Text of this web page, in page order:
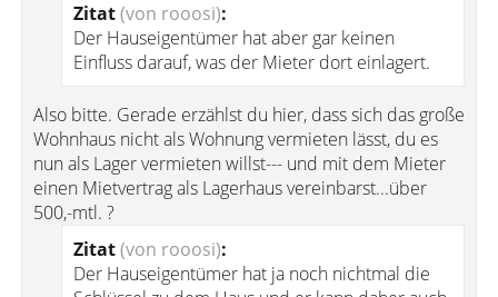
Zitat(von rooosi):
Der Hauseigentümer hat aber gar keinen
Einfluss darauf, was der Mieter dort einlagert.
Also bitte. Gerade erzählst du hier, dass sich das große
Wohnhaus nicht als Wohnung vermieten lässt, du es
nun als Lager vermieten willst--- und mit dem Mieter
einen Mietvertrag als Lagerhaus vereinbarst...über
500,-mtl. ?
Zitat(von rooosi):
Der Hauseigentümer hat ja noch nichtmal die